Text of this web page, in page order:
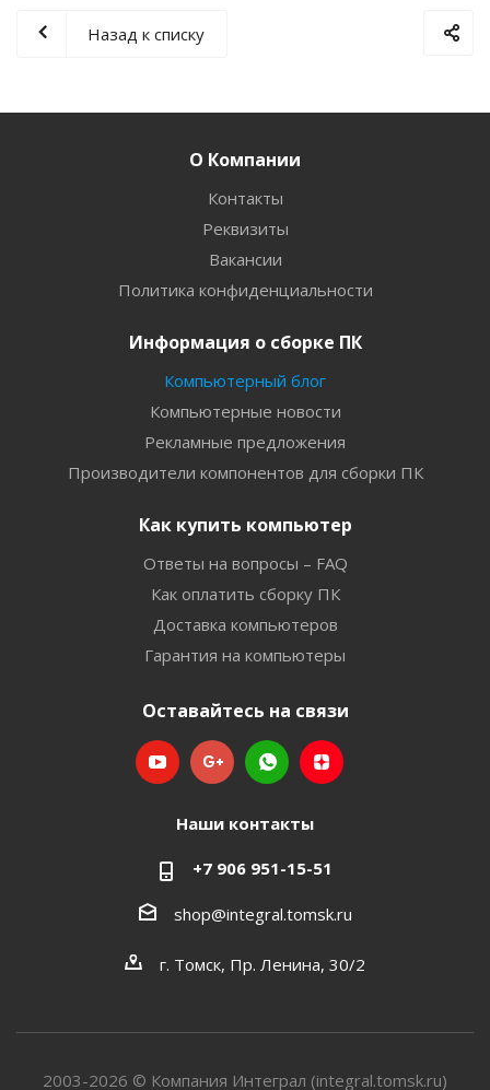
Назад к списку
О Компании
Контакты
Реквизиты
Вакансии
Политика конфиденциальности
Информация о сборке ПК
Компьютерный блог
Компьютерные новости
Рекламные предложения
Производители компонентов для сборки ПК
Как купить компьютер
Ответы на вопросы – FAQ
Как оплатить сборку ПК
Доставка компьютеров
Гарантия на компьютеры
Оставайтесь на связи
Наши контакты
+7 906 951-15-51
shop@integral.tomsk.ru
г. Томск, Пр. Ленина, 30/2
2003-2026 © Компания Интеграл (integral.tomsk.ru)